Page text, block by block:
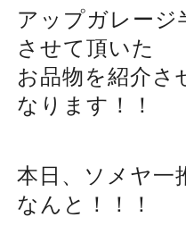
アップガレージ
させて頂いた
お品物を紹介さ
なります！！
本日、ソメヤ一
なんと！！！